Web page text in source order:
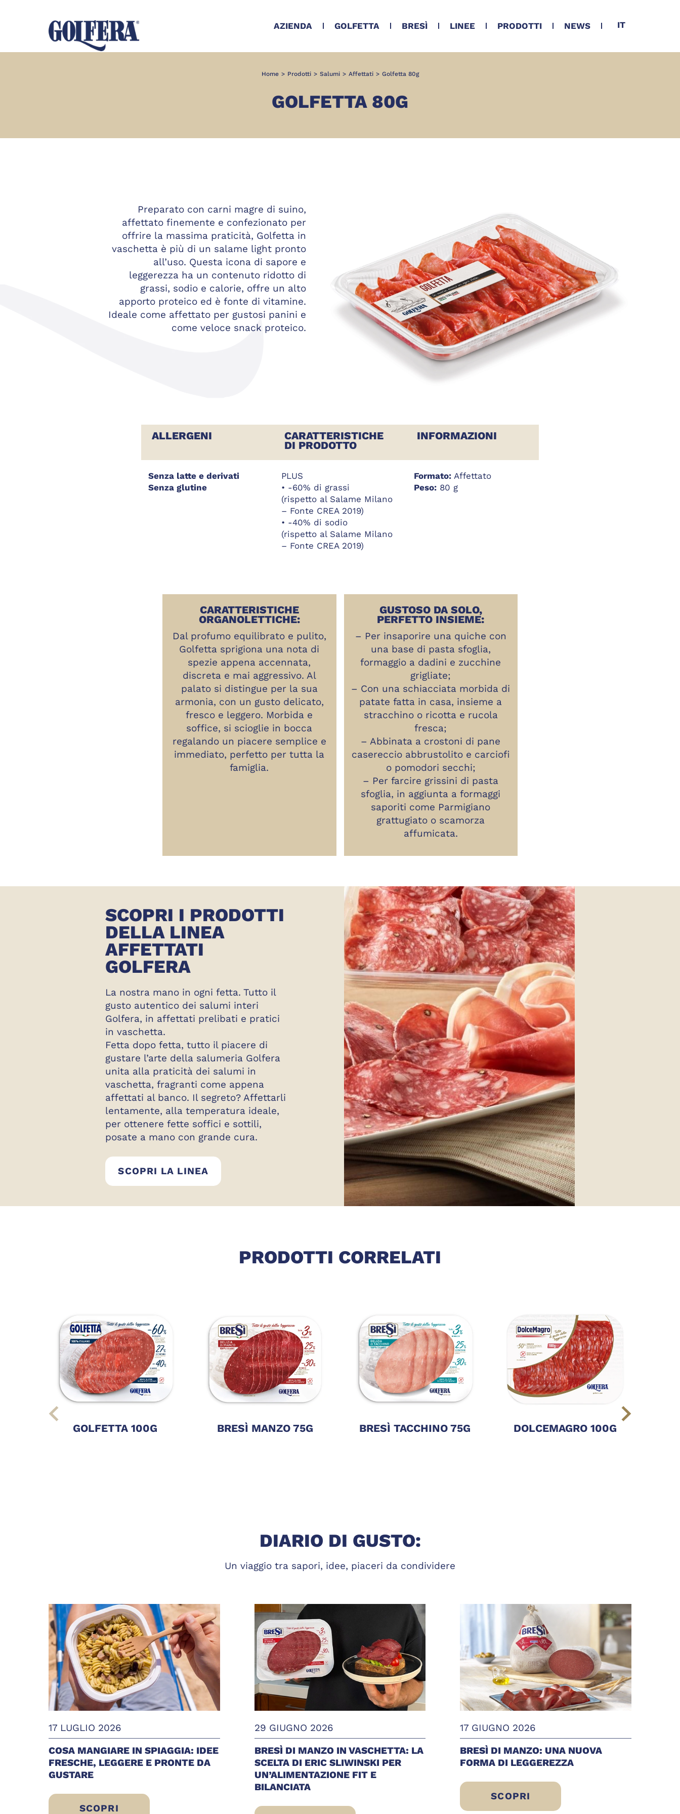
AZIENDA GOLFETTA BRESÌ LINEE PRODOTTI NEWS IT
Home > Prodotti > Salumi > Affettati > Golfetta 80g
GOLFETTA 80G
Preparato con carni magre di suino,
affettato finemente e confezionato per
offrire la massima praticità, Golfetta in
vaschetta è più di un salame light pronto
all’uso. Questa icona di sapore e
leggerezza ha un contenuto ridotto di
grassi, sodio e calorie, offre un alto
apporto proteico ed è fonte di vitamine.
Ideale come affettato per gustosi panini e
come veloce snack proteico.
ALLERGENI
Senza latte e derivati
Senza glutine
CARATTERISTICHE
DI PRODOTTO
PLUS
• -60% di grassi
(rispetto al Salame Milano
– Fonte CREA 2019)
• -40% di sodio
(rispetto al Salame Milano
– Fonte CREA 2019)
INFORMAZIONI
Formato:Affettato
Peso:80 g
CARATTERISTICHE
ORGANOLETTICHE:
Dal profumo equilibrato e pulito,
Golfetta sprigiona una nota di
spezie appena accennata,
discreta e mai aggressivo. Al
palato si distingue per la sua
armonia, con un gusto delicato,
fresco e leggero. Morbida e
soffice, si scioglie in bocca
regalando un piacere semplice e
immediato, perfetto per tutta la
famiglia.
GUSTOSO DA SOLO,
PERFETTO INSIEME:
– Per insaporire una quiche con
una base di pasta sfoglia,
formaggio a dadini e zucchine
grigliate;
– Con una schiacciata morbida di
patate fatta in casa, insieme a
stracchino o ricotta e rucola
fresca;
– Abbinata a crostoni di pane
casereccio abbrustolito e carciofi
o pomodori secchi;
– Per farcire grissini di pasta
sfoglia, in aggiunta a formaggi
saporiti come Parmigiano
grattugiato o scamorza
affumicata.
SCOPRI I PRODOTTI
DELLA LINEA
AFFETTATI
GOLFERA
La nostra mano in ogni fetta. Tutto il
gusto autentico dei salumi interi
Golfera, in affettati prelibati e pratici
in vaschetta.
Fetta dopo fetta, tutto il piacere di
gustare l’arte della salumeria Golfera
unita alla praticità dei salumi in
vaschetta, fragranti come appena
affettati al banco. Il segreto? Affettarli
lentamente, alla temperatura ideale,
per ottenere fette soffici e sottili,
posate a mano con grande cura.
SCOPRI LA LINEA
PRODOTTI CORRELATI
GOLFETTA 100G BRESÌ MANZO 75G BRESÌ TACCHINO 75G DOLCEMAGRO 100G
DIARIO DI GUSTO:
Un viaggio tra sapori, idee, piaceri da condividere
17 LUGLIO 2026
COSA MANGIARE IN SPIAGGIA: IDEE
FRESCHE, LEGGERE E PRONTE DA
GUSTARE
SCOPRI
29 GIUGNO 2026
BRESÌ DI MANZO IN VASCHETTA: LA
SCELTA DI ERIC SLIWINSKI PER
UN’ALIMENTAZIONE FIT E
BILANCIATA
17 GIUGNO 2026
BRESÌ DI MANZO: UNA NUOVA
FORMA DI LEGGEREZZA
SCOPRI
BRESÌ DI MANZO: UNA NUOVA FORMA